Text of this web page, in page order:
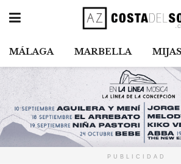
MÁLAGA MARBELLA MIJAS
PUBLICIDAD